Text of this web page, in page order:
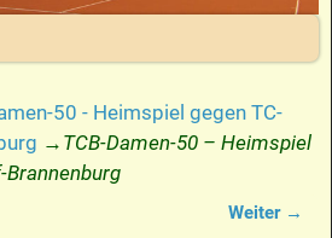
50 - Heimspiel gegen TC-
→ TCB-Damen-50 – Heimspiel
Brannenburg
Weiter →